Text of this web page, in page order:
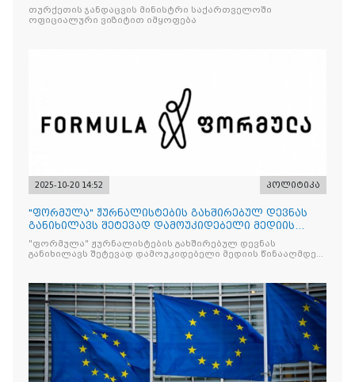
თურქეთის ჯანდაცვის მინისტრი საქართველოში
ოფიციალური ვიზიტით იმყოფება
2025-10-20 14:52 პოლიტიკა
"ფორმულა" ჟურნალისტების გახშირებულ დევნას
განიხილავს შეტევად დამოუკიდებელი მედიის
წინააღმდ
"ფორმულა" ჟურნალისტების გახშირებულ დევნას
განიხილავს შეტევად დამოუკიდებელი მედიის წინააღმდეგ,